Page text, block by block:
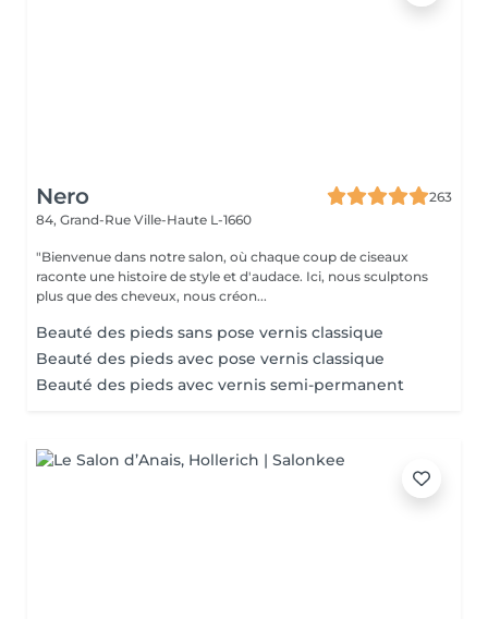
Nero
263
84, Grand-Rue Ville-Haute L-1660
"Bienvenue dans notre salon, où chaque coup de ciseaux
raconte une histoire de style et d'audace. Ici, nous sculptons
plus que des cheveux, nous créon...
Beauté des pieds sans pose vernis classique
Beauté des pieds avec pose vernis classique
Beauté des pieds avec vernis semi-permanent